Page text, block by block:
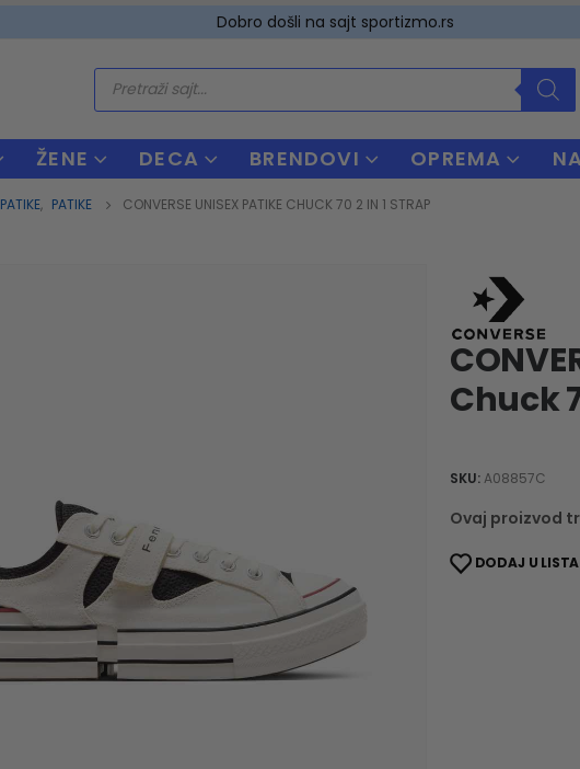
Dobro došli na sajt sportizmo.rs
Products
search
ŽENE DECA BRENDOVI OPREMA
PATIKE, PATIKE CONVERSE UNISEX PATIKE CHUCK 70 2 IN 1 STRAP
Chuck
SKU:A08857C
Ovaj proizvod
DODAJ U